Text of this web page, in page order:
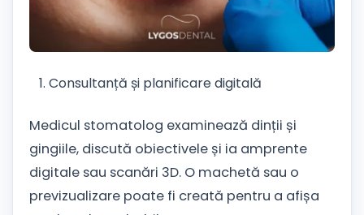
Consultanță și planificare digitală
Medicul stomatolog examinează dinții și
gingiile, discută obiectivele și ia amprente
digitale sau scanări 3D. O machetă sau o
previzualizare poate fi creată pentru a afișa